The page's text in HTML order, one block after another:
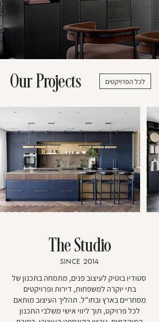
Our Projects לכל הפרויקטים
The Studio
SINCE 2014
סטודיו בוטיק לעיצוב פנים, מתמחה בתכנון של
בתי יוקרה למשפחות, דירות ופרויקטים
מסחריים בארץ ובחו"ל. תהליך העיצוב מותאם
לכל פרויקט, תוך ליווי אישי משלבי התכנון